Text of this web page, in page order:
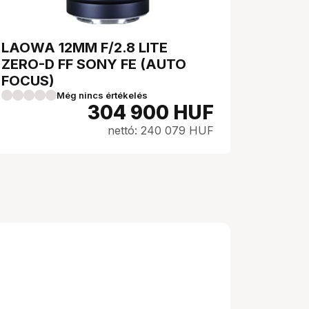
LAOWA 12MM F/2.8 LITE
ZERO-D FF SONY FE (AUTO
FOCUS)
Még nincs értékelés
304 900 HUF
nettó: 240 079 HUF